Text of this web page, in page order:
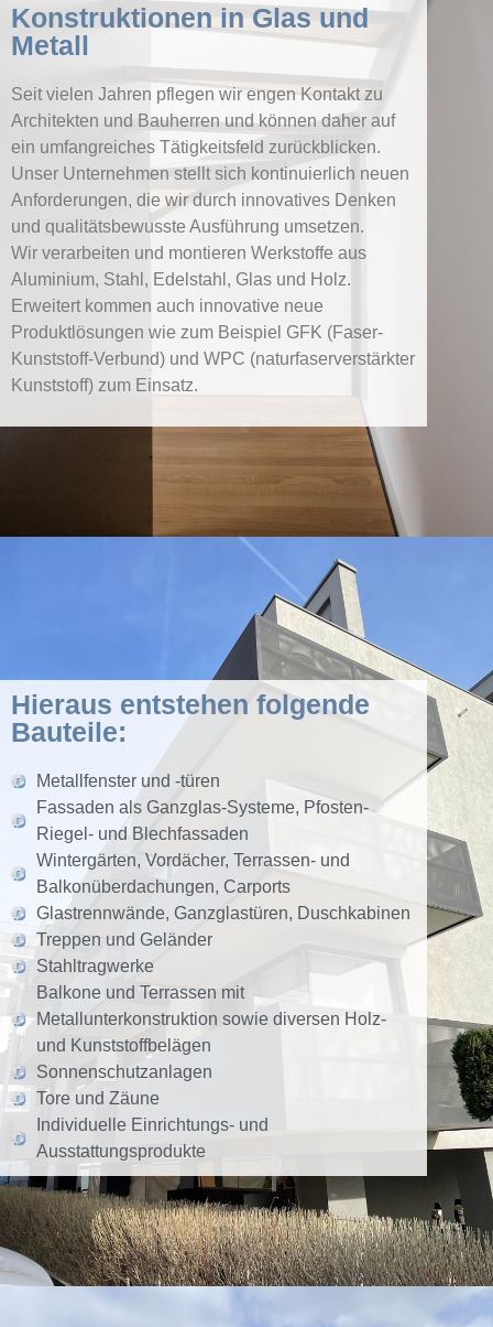
Konstruktionen in Glas und
Metall
Seit vielen Jahren pflegen wir engen Kontakt zu
Architekten und Bauherren und können daher auf
ein umfangreiches Tätigkeitsfeld zurückblicken.
Unser Unternehmen stellt sich kontinuierlich neuen
Anforderungen, die wir durch innovatives Denken
und qualitätsbewusste Ausführung umsetzen.
Wir verarbeiten und montieren Werkstoffe aus
Aluminium, Stahl, Edelstahl, Glas und Holz.
Erweitert kommen auch innovative neue
Produktlösungen wie zum Beispiel GFK (Faser-
Kunststoff-Verbund) und WPC (naturfaserverstärkter
Kunststoff) zum Einsatz.
Hieraus entstehen folgende
Bauteile:
Metallfenster und -türen
Fassaden als Ganzglas-Systeme, Pfosten-
Riegel- und Blechfassaden
Wintergärten, Vordächer, Terrassen- und
Balkonüberdachungen, Carports
Glastrennwände, Ganzglastüren, Duschkabinen
Treppen und Geländer
Stahltragwerke
Balkone und Terrassen mit
Metallunterkonstruktion sowie diversen Holz-
und Kunststoffbelägen
Sonnenschutzanlagen
Tore und Zäune
Individuelle Einrichtungs- und
Ausstattungsprodukte